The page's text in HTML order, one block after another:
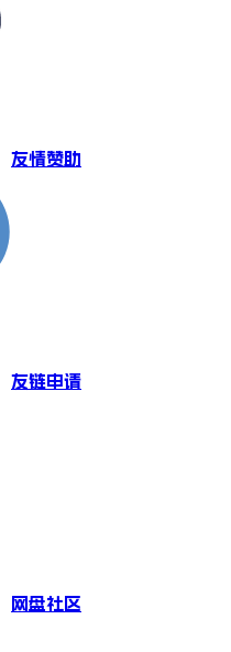
友情赞助
友链申请
网盘社区